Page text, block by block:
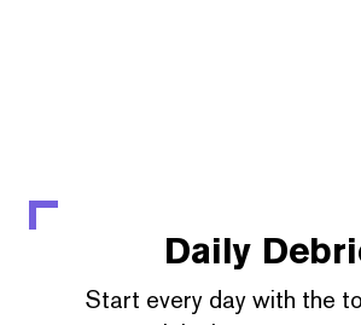
Daily
Start every day with the